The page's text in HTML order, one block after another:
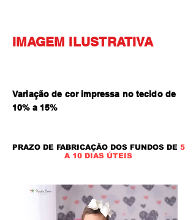
IMAGEM ILUSTRATIVA
Variação de cor impressa no tecido de
10% a 15%
PRAZO DE FABRICAÇÃO DOS FUNDOS DE 5
A 10 DIAS ÚTEIS